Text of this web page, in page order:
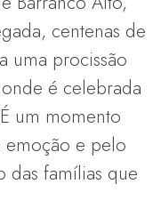
centenas de
uma procissão
é celebrada
um momento
emoção e pelo
das famílias que